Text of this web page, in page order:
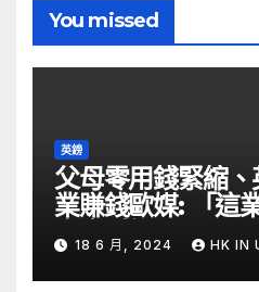
You missed
英鎊
父母零用錢緊縮
業賺錢歐媒: 「這
自由財經
18 6 月, 2024 HK IN